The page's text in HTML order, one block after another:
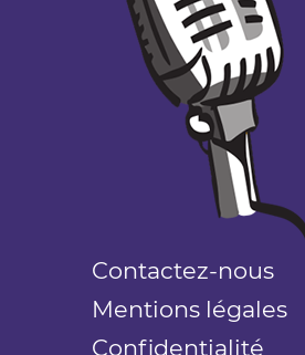
Contactez-nous
Mentions légales
Confidentialité